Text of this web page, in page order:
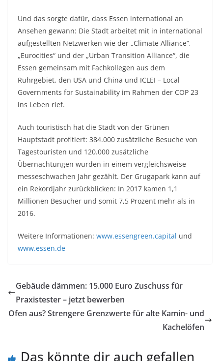
Und das sorgte dafür, dass Essen international an
Ansehen gewann: Die Stadt arbeitet mit in international
aufgestellten Netzwerken wie der „Climate Alliance“,
„Eurocities“ und der „Urban Transition Alliance“, die
Essen gemeinsam mit Fachkollegen aus dem
Ruhrgebiet, den USA und China und ICLEI – Local
Governments for Sustainability im Rahmen der COP 23
ins Leben rief.
Auch touristisch hat die Stadt von der Grünen
Hauptstadt profitiert: 384.000 zusätzliche Besuche von
Tagestouristen und 120.000 zusätzliche
Übernachtungen wurden in einem vergleichsweise
messeschwachen Jahr gezählt. Der Grugapark kann auf
ein Rekordjahr zurückblicken: In 2017 kamen 1,1
Millionen Besucher und somit 7,5 Prozent mehr als in
2016.
Weitere Informationen: www.essengreen.capital und
www.essen.de
Gebäude dämmen: 15.000 Euro Zuschuss für
Praxistester – jetzt bewerben
Ofen aus? Strengere Grenzwerte für alte Kamin- und
Kachelöfen
Das könnte dir auch gefallen